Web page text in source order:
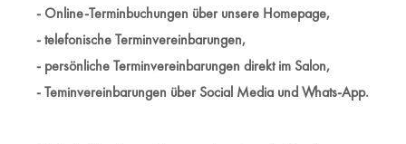
- Online-Terminbuchungen über unsere Homepage,
- telefonische Terminvereinbarungen,
- persönliche Terminvereinbarungen direkt im Salon,
- Teminvereinbarungen über Social Media und Whats-App.